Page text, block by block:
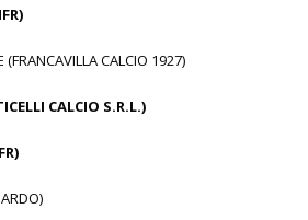
CALCIO 1927)
CALCIO S.R.L.)